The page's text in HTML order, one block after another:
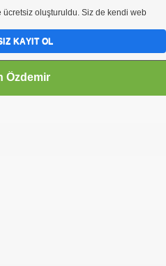
Özdemir
ücretsiz oluşturuldu. Siz de kendi web
KAYIT OL